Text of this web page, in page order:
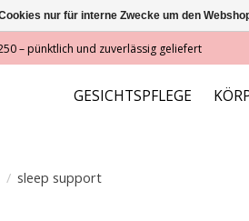
– pünktlich und zuverlässig geliefert
GESICHTSPFLEGE
/ sleep support
nur für interne Zwecke um den